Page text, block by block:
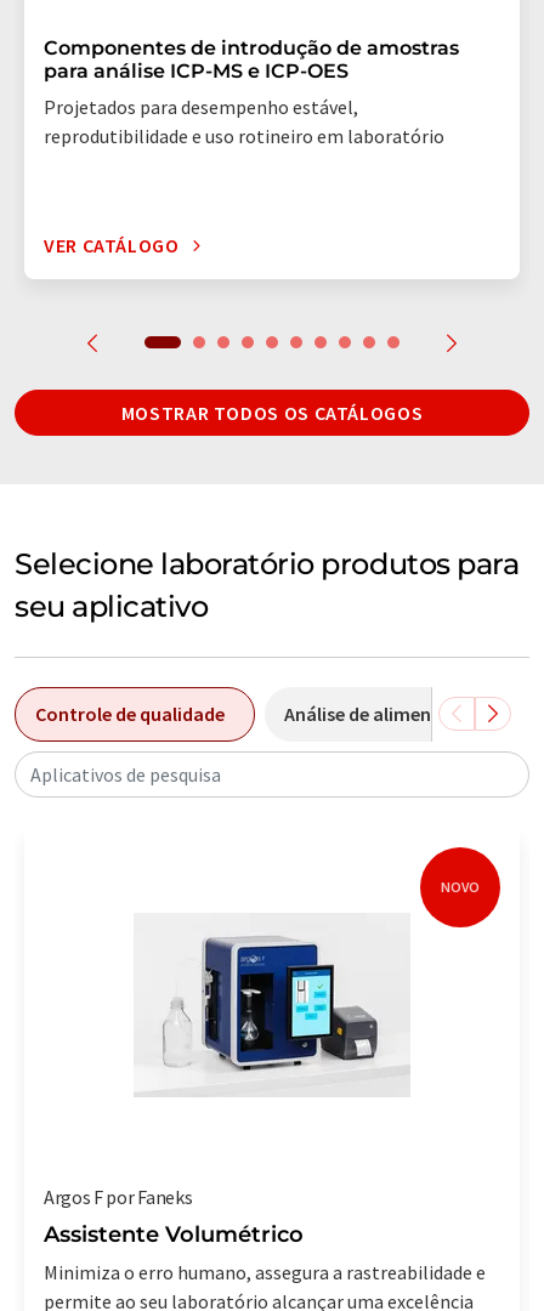
Componentes de introdução de amostras
para análise ICP-MS e ICP-OES
Projetados para desempenho estável,
reprodutibilidade e uso rotineiro em laboratório
VER CATÁLOGO
MOSTRAR TODOS OS CATÁLOGOS
Selecione laboratório produtos para
seu aplicativo
Controle de qualidade Análise de alimentos
Aplicativos de pesquisa
NOVO
Argos F por Faneks
Assistente Volumétrico
Minimiza o erro humano, assegura a rastreabilidade e
permite ao seu laboratório alcançar uma excelência